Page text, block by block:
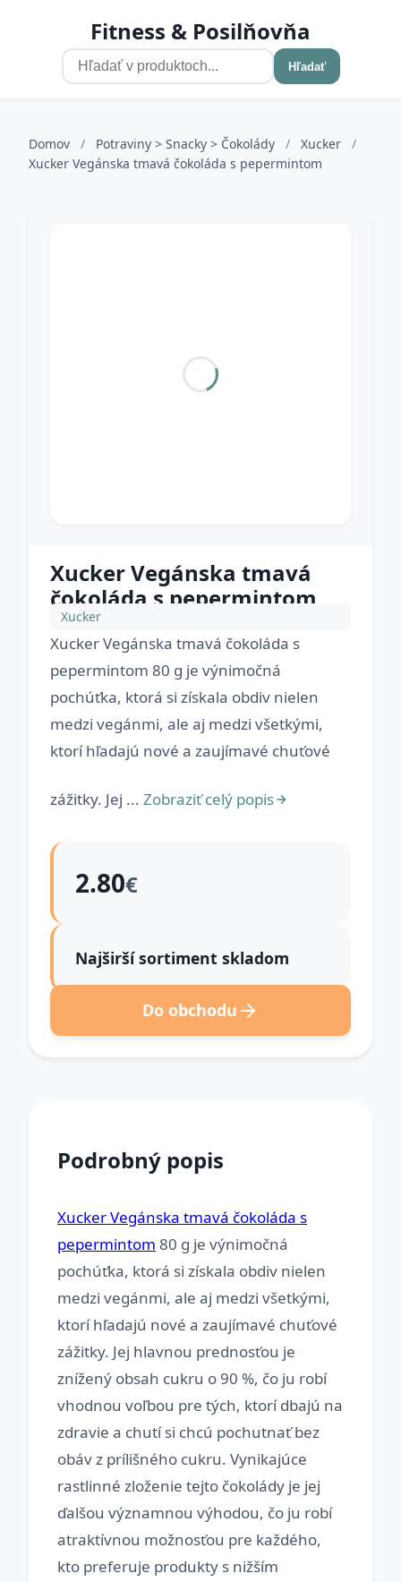
Fitness & Posilňovňa
Hľadať
Domov / Potraviny > Snacky > Čokolády / Xucker
/
Xucker Vegánska tmavá čokoláda s pepermintom
Xucker Vegánska tmavá
čokoláda s pepermintom
Xucker
Xucker Vegánska tmavá čokoláda s
pepermintom 80 g je výnimočná
pochúťka, ktorá si získala obdiv nielen
medzi vegánmi, ale aj medzi všetkými,
ktorí hľadajú nové a zaujímavé chuťové
zážitky. Jej ... Zobraziť celý popis
2.80€
Najširší sortiment skladom
Do obchodu
Podrobný popis
Xucker Vegánska tmavá čokoláda s
pepermintom 80 g je výnimočná
pochúťka, ktorá si získala obdiv nielen
medzi vegánmi, ale aj medzi všetkými,
ktorí hľadajú nové a zaujímavé chuťové
zážitky. Jej hlavnou prednosťou je
znížený obsah cukru o 90 %, čo ju robí
vhodnou voľbou pre tých, ktorí dbajú na
zdravie a chutí si chcú pochutnať bez
obáv z prílišného cukru. Vynikajúce
rastlinné zloženie tejto čokolády je jej
ďalšou významnou výhodou, čo ju robí
atraktívnou možnosťou pre každého,
kto preferuje produkty s nižším